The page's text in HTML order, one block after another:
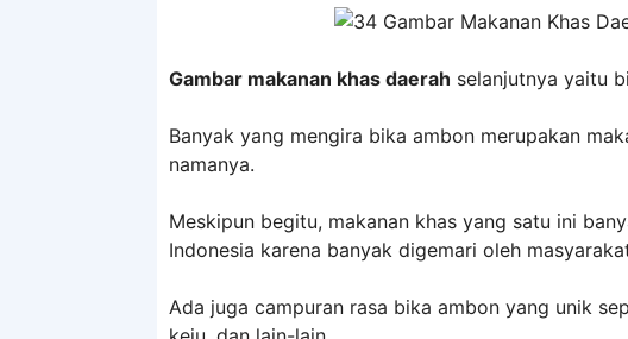
Gambar makanan khas daerah selanjutnya yaitu
Banyak yang mengira bika ambon merupakan
namanya.
Meskipun begitu, makanan khas yang satu ini
Indonesia karena banyak digemari oleh
Ada juga campuran rasa bika ambon yang unik